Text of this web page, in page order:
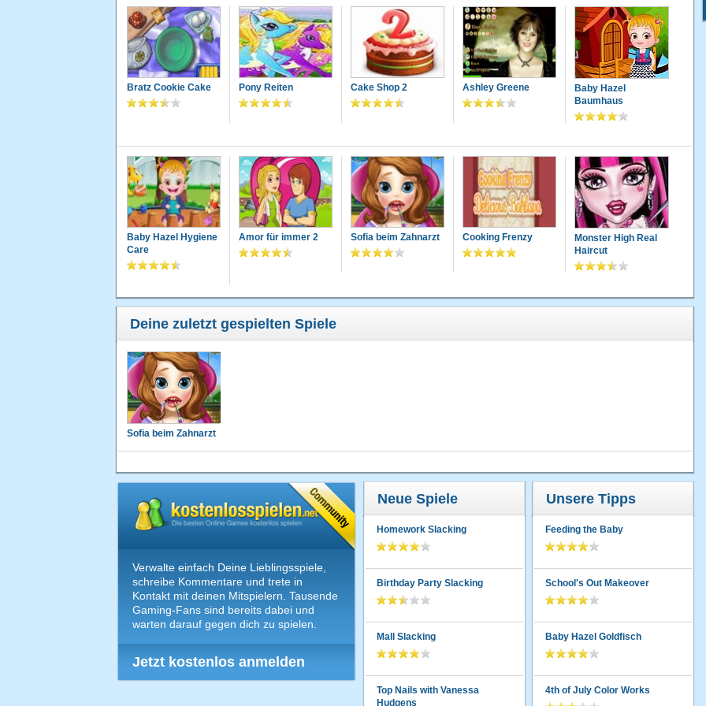
Bratz Cookie Cake Pony Reiten Cake Shop 2 Ashley Greene
Baby Hazel
Baumhaus
Baby Hazel Hygiene
Care
Amor für immer 2 Sofia beim Zahnarzt Cooking Frenzy
Monster High Real
Haircut
Deine zuletzt gespielten Spiele
Sofia beim Zahnarzt
Verwalte einfach Deine Lieblingsspiele,
schreibe Kommentare und trete in
Kontakt mit deinen Mitspielern. Tausende
Gaming-Fans sind bereits dabei und
warten darauf gegen dich zu spielen.
Jetzt kostenlos anmelden
Neue Spiele
Homework Slacking
Birthday Party Slacking
Mall Slacking
Top Nails with Vanessa
Hudgens
Unsere Tipps
Feeding the Baby
School's Out Makeover
Baby Hazel Goldfisch
4th of July Color Works